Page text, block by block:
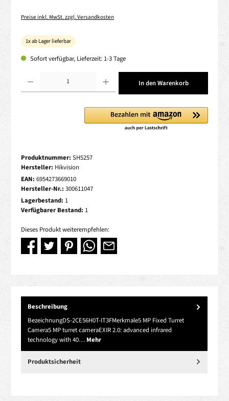
Preise inkl. MwSt. zzgl. Versandkosten
1x ab Lager lieferbar
Sofort verfügbar, Lieferzeit: 1-3 Tage
In den Warenkorb
Produktnummer: SH5257
Hersteller: Hikvision
EAN: 6954273669010
Hersteller-Nr.: 300611047
Lagerbestand: 1
Verfügbarer Bestand: 1
Dieses Produkt weiterempfehlen:
Beschreibung
BezeichnungDS-2CE56H0T-IT3FMerkmale5 MP Fixed Turret
Camera5 MP turret cameraEXIR 2.0: advanced infrared
technology with 40… Mehr
Produktsicherheit